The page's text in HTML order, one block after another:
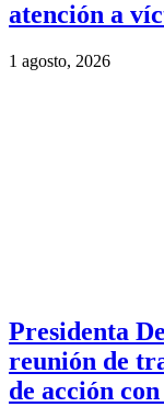
atención a
1 agosto, 2026
Presidenta
reunión de
de acción